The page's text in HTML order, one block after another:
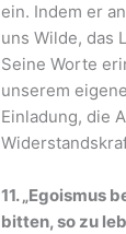
ein. Indem er
uns Wilde, das
Seine Worte
unserem
Einladung, die
11. „Egoismus
bitten, so zu